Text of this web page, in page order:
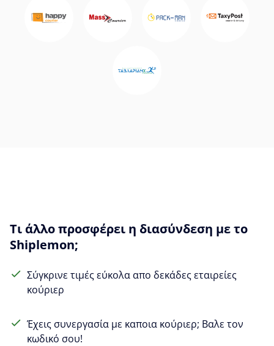
Τι άλλο προσφέρει η διασύνδεση με το
Shiplemon;
Σύγκρινε τιμές εύκολα απο δεκάδες εταιρείες
κούριερ
Έχεις συνεργασία με καποια κούριερ; Βαλε τον
κωδικό σου!